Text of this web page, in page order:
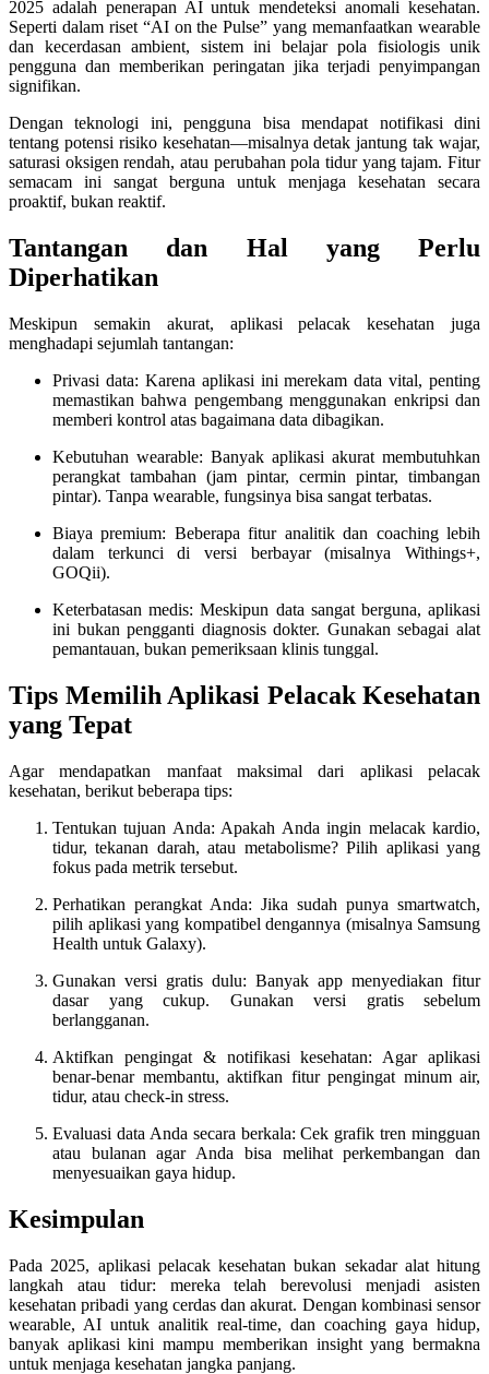
2025 adalah penerapan AI untuk mendeteksi anomali kesehatan.
Seperti dalam riset “AI on the Pulse” yang memanfaatkan wearable
dan kecerdasan ambient, sistem ini belajar pola fisiologis unik
pengguna dan memberikan peringatan jika terjadi penyimpangan
signifikan.
Dengan teknologi ini, pengguna bisa mendapat notifikasi dini
tentang potensi risiko kesehatan—misalnya detak jantung tak wajar,
saturasi oksigen rendah, atau perubahan pola tidur yang tajam. Fitur
semacam ini sangat berguna untuk menjaga kesehatan secara
proaktif, bukan reaktif.
Tantangan dan Hal yang Perlu
Diperhatikan
Meskipun semakin akurat, aplikasi pelacak kesehatan juga
menghadapi sejumlah tantangan:
Privasi data: Karena aplikasi ini merekam data vital, penting
memastikan bahwa pengembang menggunakan enkripsi dan
memberi kontrol atas bagaimana data dibagikan.
Kebutuhan wearable: Banyak aplikasi akurat membutuhkan
perangkat tambahan (jam pintar, cermin pintar, timbangan
pintar). Tanpa wearable, fungsinya bisa sangat terbatas.
Biaya premium: Beberapa fitur analitik dan coaching lebih
dalam terkunci di versi berbayar (misalnya Withings+,
GOQii).
Keterbatasan medis: Meskipun data sangat berguna, aplikasi
ini bukan pengganti diagnosis dokter. Gunakan sebagai alat
pemantauan, bukan pemeriksaan klinis tunggal.
Tips Memilih Aplikasi Pelacak Kesehatan
yang Tepat
Agar mendapatkan manfaat maksimal dari aplikasi pelacak
kesehatan, berikut beberapa tips:
Tentukan tujuan Anda: Apakah Anda ingin melacak kardio,
tidur, tekanan darah, atau metabolisme? Pilih aplikasi yang
fokus pada metrik tersebut.
Perhatikan perangkat Anda: Jika sudah punya smartwatch,
pilih aplikasi yang kompatibel dengannya (misalnya Samsung
Health untuk Galaxy).
Gunakan versi gratis dulu: Banyak app menyediakan fitur
dasar yang cukup. Gunakan versi gratis sebelum
berlangganan.
Aktifkan pengingat & notifikasi kesehatan: Agar aplikasi
benar-benar membantu, aktifkan fitur pengingat minum air,
tidur, atau check-in stress.
Evaluasi data Anda secara berkala: Cek grafik tren mingguan
atau bulanan agar Anda bisa melihat perkembangan dan
menyesuaikan gaya hidup.
Kesimpulan
Pada 2025, aplikasi pelacak kesehatan bukan sekadar alat hitung
langkah atau tidur: mereka telah berevolusi menjadi asisten
kesehatan pribadi yang cerdas dan akurat. Dengan kombinasi sensor
wearable, AI untuk analitik real-time, dan coaching gaya hidup,
banyak aplikasi kini mampu memberikan insight yang bermakna
untuk menjaga kesehatan jangka panjang.